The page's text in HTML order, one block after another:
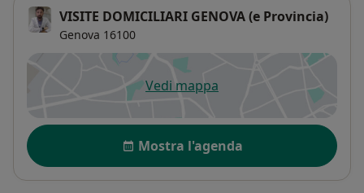
VISITE DOMICILIARI GENOVA (e Provincia)
Genova 16100
Vedi mappasi apre in una nuova scheda
Disponibilità
Mostra l'agenda